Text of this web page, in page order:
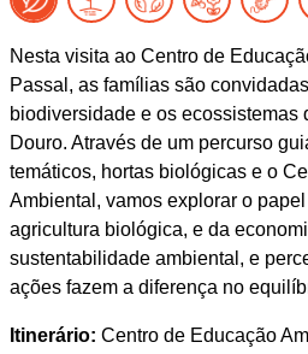
Nesta visita ao Centro de
Passal, as famílias são
biodiversidade e os ecossistemas
Douro. Através de um percurso
temáticos, hortas biológicas e o
Ambiental, vamos explorar o
agricultura biológica, e da
sustentabilidade ambiental, e
ações fazem a diferença no
Itinerário: Centro de Educação